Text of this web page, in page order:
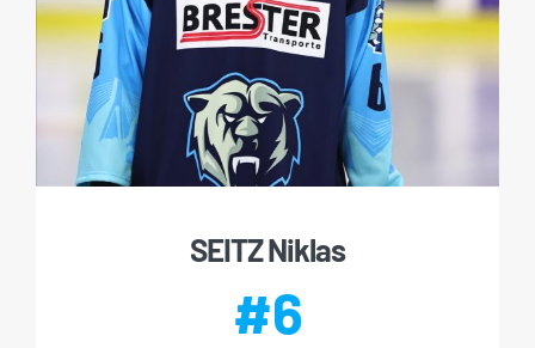
SEITZ Niklas
#6